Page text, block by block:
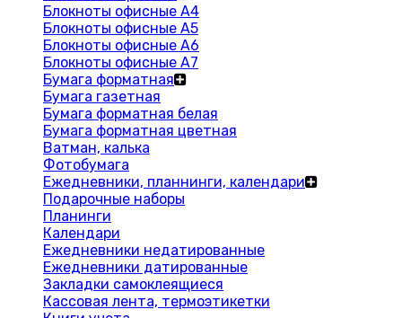
Блокноты офисные A4
Блокноты офисные A5
Блокноты офисные A6
Блокноты офисные A7
Бумага форматная
Бумага газетная
Бумага форматная белая
Бумага форматная цветная
Ватман, калька
Фотобумага
Ежедневники, планнинги, календари
Подарочные наборы
Планинги
Календари
Ежедневники недатированные
Ежедневники датированные
Закладки самоклеящиеся
Кассовая лента, термоэтикетки